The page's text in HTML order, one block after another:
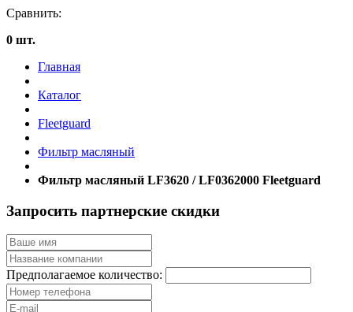
Сравнить:
0 шт.
Главная
Каталог
Fleetguard
Фильтр масляный
Фильтр масляный LF3620 / LF0362000 Fleetguard
Запросить партнерские скидки
Предполагаемое количество: